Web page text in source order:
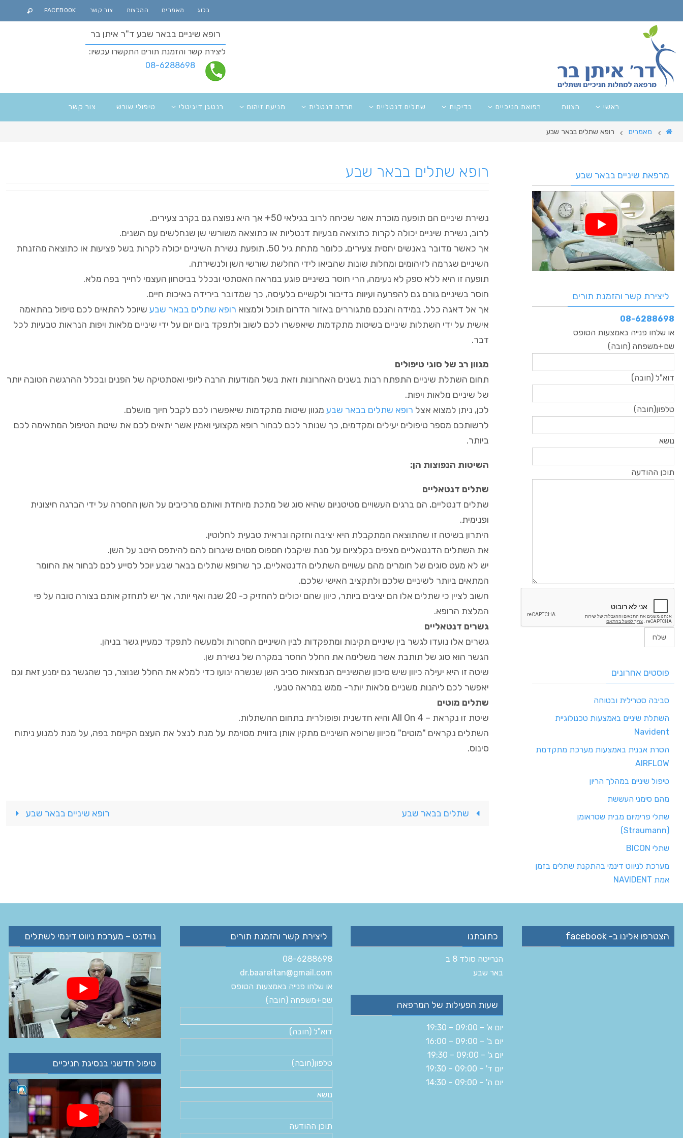
בלוג מאמרים המלצות צור קשר FACEBOOK
רופא שיניים בבאר שבע ד"ר איתן בר
ליצירת קשר והזמנת תורים התקשרו עכשיו:
08-6288698
ראשי הצוות רפואת חניכיים בדיקות שתלים דנטליים חרדה דנטלית מניעת זיהום רנטגן דיגיטלי טיפולי שורש צור קשר
מאמרים רופא שתלים בבאר שבע
רופא שתלים בבאר שבע
נשירת שיניים הם תופעה מוכרת אשר שכיחה לרוב בגילאי 50+ אך היא נפוצה גם בקרב צעירים.
לרוב, נשירת שיניים יכולה לקרות כתוצאה מבעיות דנטליות או כתוצאה משורשי שן שנחלשים עם השנים.
אך כאשר מדובר באנשים יחסית צעירים, כלומר מתחת גיל 50, תופעת נשירת השיניים יכולה לקרות בשל פציעות או כתוצאה מהזנחת
השיניים שגרמה לזיהומים ומחלות שונות שהביאו לידי החלשת שורשי השן ולנשירתה.
תופעה זו היא ללא ספק לא נעימה, הרי חוסר בשיניים פוגע במראה האסתטי ובכלל בביטחון העצמי לחייך בפה מלא.
חוסר בשיניים גורם גם להפרעה ועיוות בדיבור ולקשיים בלעיסה, כך שמדובר בירידה באיכות חיים.
אך אל דאגה כלל, במידה והנכם מתגוררים באזור הדרום תוכל ולמצוא רופא שתלים בבאר שבע שיוכל להתאים לכם טיפול בהתאמה
אישית על ידי השתלות שיניים בשיטות מתקדמות שיאפשרו לכם לשוב ולתפקד ביום יום על ידי שיניים מלאות ויפות הנראות טבעיות לכל
דבר.
מגוון רב של סוגי טיפולים
תחום השתלת שיניים התפתח רבות בשנים האחרונות וזאת בשל המודעות הרבה ליופי ואסתטיקה של הפנים ובכלל ההרגשה הטובה יותר
של שיניים מלאות ויפות.
לכן, ניתן למצוא אצל רופא שתלים בבאר שבע מגוון שיטות מתקדמות שיאפשרו לכם לקבל חיוך מושלם.
לרשותכם מספר טיפולים יעילים ומקדמים, כך שנותר לכם לבחור רופא מקצועי ואמין אשר יתאים לכם את שיטת הטיפול המתאימה לכם
ביותר.
השיטות הנפוצות הן:
שתלים דנטאליים
שתלים דנטליים, הם ברגים העשויים מטיטניום שהיא סוג של מתכת מיוחדת ואותם מרכיבים על השן החסרה על ידי הברגה חיצונית
ופנימית.
היתרון בשיטה זו שהתוצאה המתקבלת היא יציבה וחזקה ונראית טבעית לחלוטין.
את השתלים הדנטאליים מצפים בקלציום על מנת שיקבלו חספוס מסוים שיגרום להם להיתפס היטב על השן.
יש לא מעט סוגים של חומרים מהם עשויים השתלים הדנטאליים, כך שרופא שתלים בבאר שבע יוכל לסייע לכם לבחור את החומר
המתאים ביותר לשיניים שלכם ולתקציב האישי שלכם.
חשוב לציין כי שתלים אלו הם יציבים ביותר, כיוון שהם יכולים להחזיק כ- 20 שנה ואף יותר, אך יש לתחזק אותם בצורה טובה על פי
המלצת הרופא.
גשרים דנטאליים
גשרים אלו נועדו לגשר בין שיניים תקינות ומתפקדות לבין השיניים החסרות ולמעשה לתפקד כמעיין גשר בניהן.
הגשר הוא סוג של תותבת אשר משלימה את החלל החסר במקרה של נשירת שן.
שיטה זו היא יעילה כיוון שיש סיכון שהשיניים הנמצאות סביב השן שנשרה ינועו כדי למלא את החלל שנוצר, כך שהגשר גם ימנע זאת וגם
יאפשר לכם ליהנות משניים מלאות יותר- ממש במראה טבעי.
שתלים מוטים
שיטת זו נקראת – All On 4 והיא חדשנית ופופולרית בתחום ההשתלות.
השתלים נקראים "מוטים" מכיוון שרופא השיניים מתקין אותן בזווית מסוימת על מנת לנצל את העצם הקיימת בפה, על מנת למנוע ניתוח
סינוס.
שתלים בבאר שבע רופא שיניים בבאר שבע
מרפאת שיניים בבאר שבע
ליצירת קשר והזמנת תורים
08-6288698
או שלחו פנייה באמצעות הטופס
שם+משפחה (חובה)
דוא"ל (חובה)
טלפון(חובה)
נושא
תוכן ההודעה
פוסטים אחרונים
סביבה סטרילית ובטוחה
השתלת שיניים באמצעות טכנולוגיית
Navident
הסרת אבנית באמצעות מערכת מתקדמת
AIRFLOW
טיפול שיניים במהלך הריון
מהם סימני העששת
שתלי פרימיום מבית שטראומן
(Straumann)
שתלי BICON
מערכת לניווט דינמי בהתקנת שתלים בזמן
אמת NAVIDENT
הצטרפו אלינו ב- facebook כתובתנו
הנרייטה סולד 8 ב‏
‏באר שבע‏
שעות הפעילות של המרפאה
יום א' – 09:00 – 19:30
יום ב' – 09:00 – 16:00
יום ג' – 09:00 – 19:30
יום ד' – 09:00 – 19:30
יום ה' – 09:00 – 14:30
ליצירת קשר והזמנת תורים
08-6288698
dr.baareitan@gmail.com
או שלחו פנייה באמצעות הטופס
שם+משפחה (חובה)
דוא"ל (חובה)
טלפון(חובה)
נושא
תוכן ההודעה
נוידנט – מערכת ניווט דינמי לשתלים
טיפול חדשני בנסיגת חניכיים